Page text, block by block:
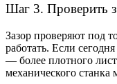
Шаг 3. Проверить
Зазор проверяют под
работать. Если
— более плотного
механического станка